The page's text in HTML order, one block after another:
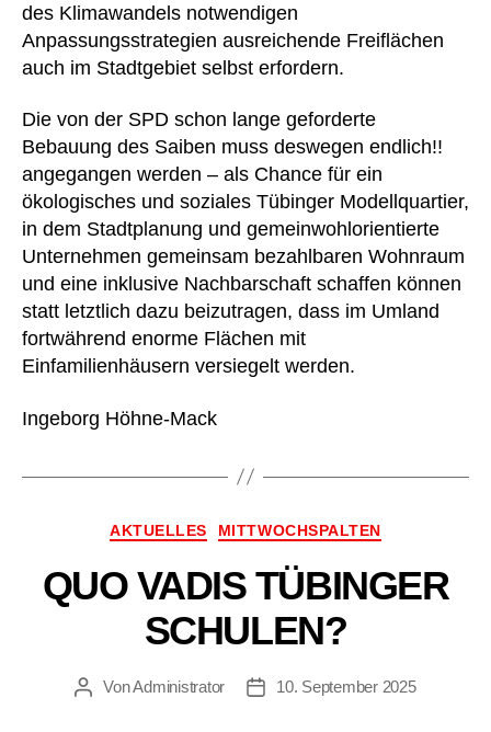
des Klimawandels notwendigen
Anpassungsstrategien ausreichende Freiflächen
auch im Stadtgebiet selbst erfordern.
Die von der SPD schon lange geforderte
Bebauung des Saiben muss deswegen endlich!!
angegangen werden – als Chance für ein
ökologisches und soziales Tübinger Modellquartier,
in dem Stadtplanung und gemeinwohlorientierte
Unternehmen gemeinsam bezahlbaren Wohnraum
und eine inklusive Nachbarschaft schaffen können
statt letztlich dazu beizutragen, dass im Umland
fortwährend enorme Flächen mit
Einfamilienhäusern versiegelt werden.
Ingeborg Höhne-Mack
Kategorien
AKTUELLES MITTWOCHSPALTEN
QUO VADIS TÜBINGER
SCHULEN?
Beitragsautor
VonAdministrator Beitragsdatum
10. September 2025